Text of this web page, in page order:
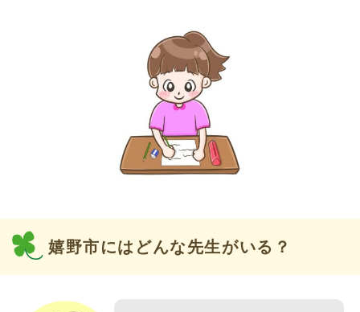
嬉野市にはどんな先生がいる？